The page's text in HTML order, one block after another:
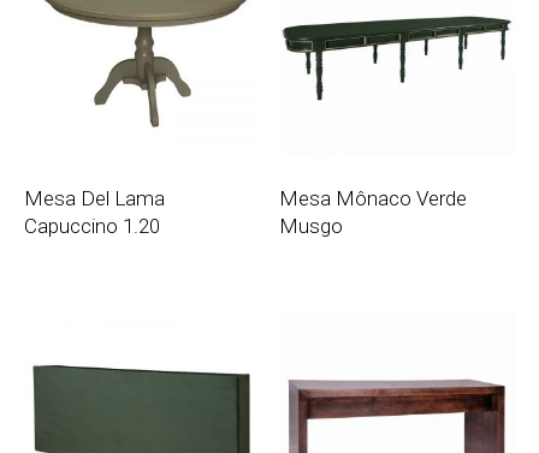
Mesa Del Lama
Capuccino 1.20
Mesa Mônaco Verde
Musgo